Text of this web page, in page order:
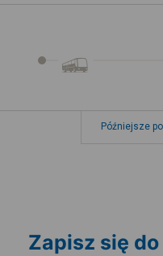
Późniejsze
Zapisz się